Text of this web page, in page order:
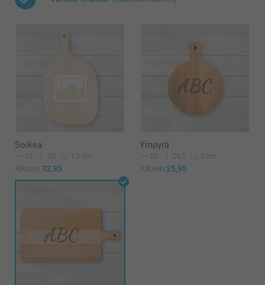
Soikea
33 20 1,5 cm
Alkaen 32,95
Ympyrä
20 26,5 2 cm
Alkaen 25,95